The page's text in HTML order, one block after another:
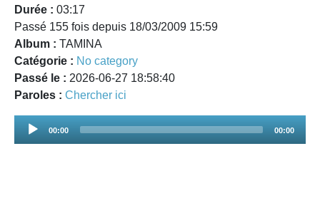
Durée : 03:17
Passé 155 fois depuis 18/03/2009 15:59
Album : TAMINA
Catégorie : No category
Passé le : 2026-06-27 18:58:40
Paroles : Chercher ici
Audio
00:00 00:00